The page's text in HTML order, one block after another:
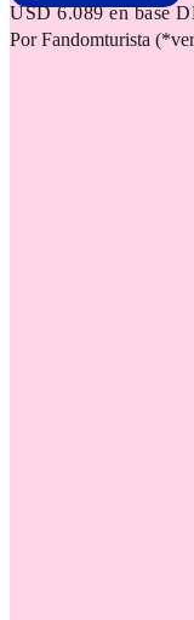
USD 6.089 en base
Por Fandomturista